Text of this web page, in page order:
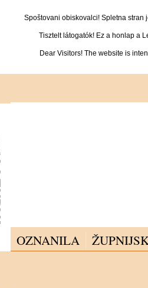
Spoštovani obiskovalci! Spletna
Tisztelt látogatók! Ez a honlap a
Dear Visitors! The website is
OZNANILA